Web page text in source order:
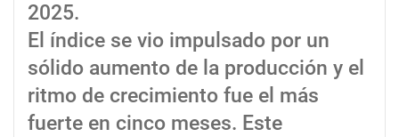
2025.
El índice se vio impulsado por un
sólido aumento de la producción y el
ritmo de crecimiento fue el más
fuerte en cinco meses. Este